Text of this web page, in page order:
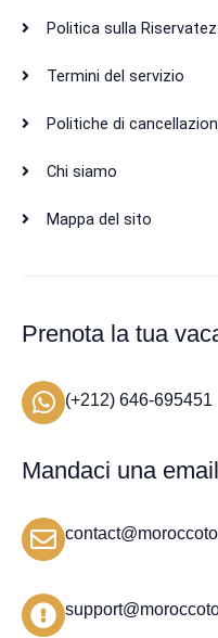
Politica sulla
Termini del servizio
Politiche di
Chi siamo
Mappa del sito
Prenota la tua
(+212) 646-695451
Mandaci una email